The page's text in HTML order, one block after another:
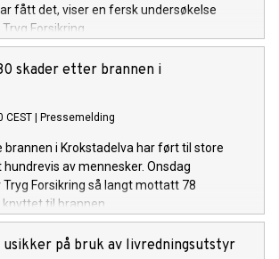
fått det, viser en fersk undersøkelse
Forsikring.
skader etter brannen i
CEST | Pressemelding
i Krokstadelva har ført til store
av mennesker. Onsdag
Forsikring så langt mottatt 78
til brannen.
på bruk av livredningsutstyr